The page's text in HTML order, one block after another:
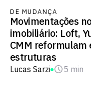
DE MUDANÇA
Movimentações
imobiliário: Loft,
CMM reformulam
estruturas
Lucas Sarzi 5 min